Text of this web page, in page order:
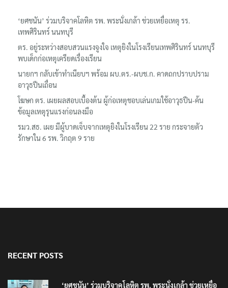
‘ยศชนัน’ ร่วมบริจาคโลหิต รพ. พระนั่งเกล้า ช่วยเหยื่อเหตุ รร.
เทพศิรินทร์ นนทบุรี
ตร. อยู่ระหว่างสอบสวนแรงจูงใจ เหตุยิงในโรงเรียนเทพศิรินทร์ นนทบุรี
พบเด็กก่อเหตุเครียดเรื่องเรียน
นายกฯ กลับเข้าทำเนียบฯ พร้อม ผบ.ตร.-ผบช.ก. คาดถกปราบปราม
อาวุธปืนเถื่อน
โฆษก ตร. เผยผลสอบเบื้องต้น ผู้ก่อเหตุชอบเล่นเกมใช้อาวุธปืน-ค้น
ข้อมูลเหตุรุนแรงก่อนลงมือ
รมว.สธ. เผย มีผู้บาดเจ็บจากเหตุยิงในโรงเรียน 22 ราย กระจายตัว
รักษาใน 6 รพ. วิกฤต 9 ราย
RECENT POSTS
‘ยศชนัน’ ร่วมบริจาคโลหิต รพ. พระนั่งเกล้า ช่วยเหยื่อ